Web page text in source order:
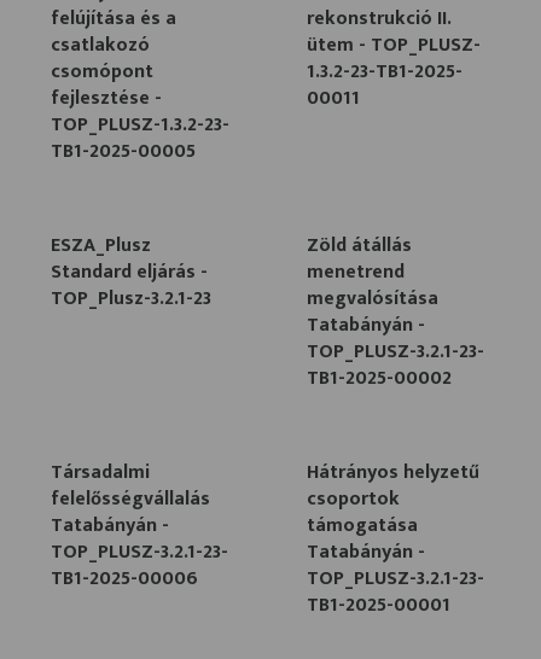
felújítása és a
csatlakozó
csomópont
fejlesztése -
TOP_PLUSZ-1.3.2-23-
TB1-2025-00005
rekonstrukció II.
ütem - TOP_PLUSZ-
1.3.2-23-TB1-2025-
00011
ESZA_Plusz
Standard eljárás -
TOP_Plusz-3.2.1-23
Zöld átállás
menetrend
megvalósítása
Tatabányán -
TOP_PLUSZ-3.2.1-23-
TB1-2025-00002
Társadalmi
felelősségvállalás
Tatabányán -
TOP_PLUSZ-3.2.1-23-
TB1-2025-00006
Hátrányos helyzetű
csoportok
támogatása
Tatabányán -
TOP_PLUSZ-3.2.1-23-
TB1-2025-00001